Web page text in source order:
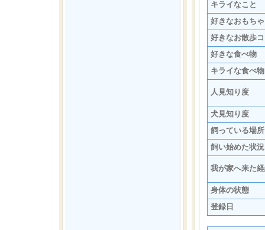
キライなこと
好きなおもちゃ
好きなお散歩
好きな食べ物
キライな食べ物
人見知り度
犬見知り度
飼っている場所
飼い始めた状況
我が家へ来た
身体の状態
登録日